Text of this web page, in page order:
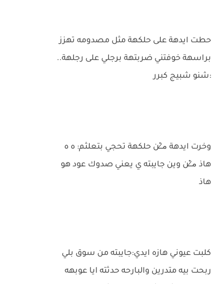
حطت ايدهة على حلكهة مثل مصدومه تهزز
براسهة خوفتني ضربتهة برجلي على رجلهة..
:شنو شبيج كبرر
وخرت ايدهة م̷ـــِْن حلكهة تحجي بتعلثم: ه ه
هاذ م̷ـــِْن وين جايبته ي يعني صدوك عود هو
هاذ
كلبت عيوني هازه ايدي:جايبته من سوق بلي
ربحت بيه متدرين والبارحه حدثته ايا عوبهه